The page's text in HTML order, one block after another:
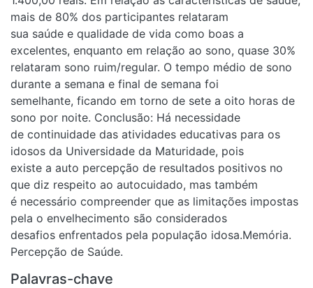
mais de 80% dos participantes relataram
sua saúde e qualidade de vida como boas a
excelentes, enquanto em relação ao sono, quase 30%
relataram sono ruim/regular. O tempo médio de sono
durante a semana e final de semana foi
semelhante, ficando em torno de sete a oito horas de
sono por noite. Conclusão: Há necessidade
de continuidade das atividades educativas para os
idosos da Universidade da Maturidade, pois
existe a auto percepção de resultados positivos no
que diz respeito ao autocuidado, mas também
é necessário compreender que as limitações impostas
pela o envelhecimento são considerados
desafios enfrentados pela população idosa.Memória.
Percepção de Saúde.
Palavras-chave